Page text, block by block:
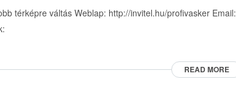
térképre váltás Weblap: http://invitel.hu/profivasker Email:
READ MORE